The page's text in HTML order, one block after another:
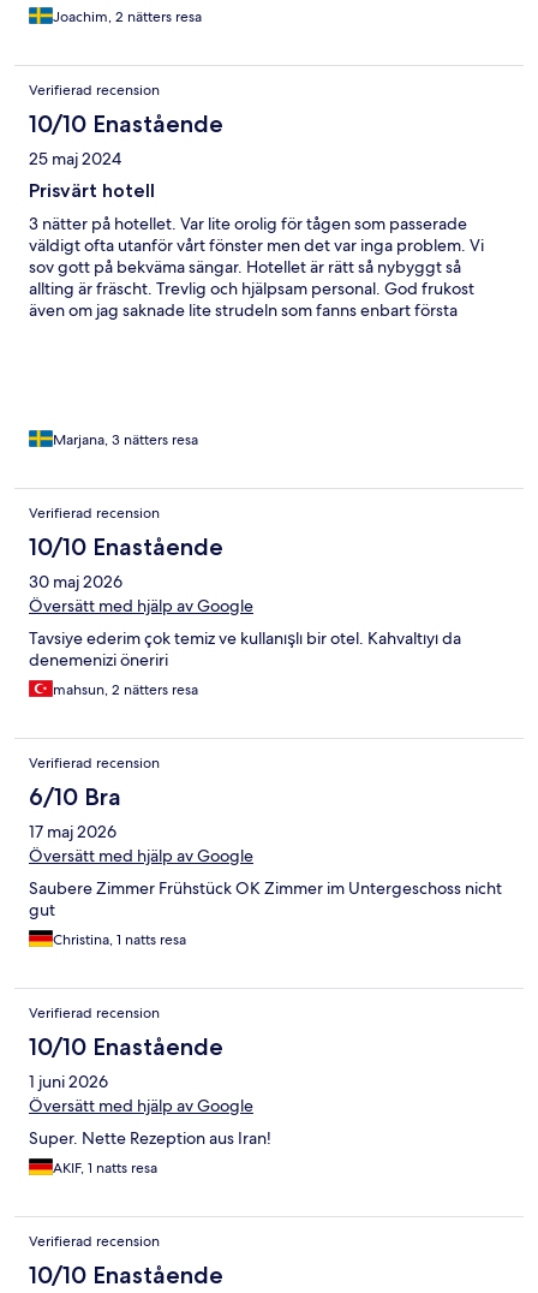
Joachim, 2 nätters resa
Verifierad recension
10/10 Enastående
25 maj 2024
Prisvärt hotell
3 nätter på hotellet. Var lite orolig för tågen som passerade
väldigt ofta utanför vårt fönster men det var inga problem. Vi
sov gott på bekväma sängar. Hotellet är rätt så nybyggt så
allting är fräscht. Trevlig och hjälpsam personal. God frukost
även om jag saknade lite strudeln som fanns enbart första
Marjana, 3 nätters resa
Verifierad recension
10/10 Enastående
30 maj 2026
Översätt med hjälp av Google
Tavsiye ederim çok temiz ve kullanışlı bir otel. Kahvaltıyı da
denemenizi öneriri
mahsun, 2 nätters resa
Verifierad recension
6/10 Bra
17 maj 2026
Översätt med hjälp av Google
Saubere Zimmer Frühstück OK Zimmer im Untergeschoss nicht
gut
Christina, 1 natts resa
Verifierad recension
10/10 Enastående
1 juni 2026
Översätt med hjälp av Google
Super. Nette Rezeption aus Iran!
AKIF, 1 natts resa
Verifierad recension
10/10 Enastående